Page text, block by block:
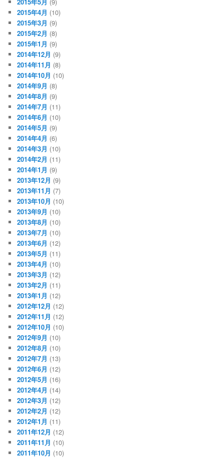
2015年4月 (10)
2015年3月 (9)
2015年2月 (8)
2015年1月 (9)
2014年12月 (9)
2014年11月 (8)
2014年10月 (10)
2014年9月 (8)
2014年8月 (9)
2014年7月 (11)
2014年6月 (10)
2014年5月 (9)
2014年4月 (6)
2014年3月 (10)
2014年2月 (11)
2014年1月 (9)
2013年12月 (9)
2013年11月 (7)
2013年10月 (10)
2013年9月 (10)
2013年8月 (10)
2013年7月 (10)
2013年6月 (12)
2013年5月 (11)
2013年4月 (10)
2013年3月 (12)
2013年2月 (11)
2013年1月 (12)
2012年12月 (12)
2012年11月 (12)
2012年10月 (10)
2012年9月 (10)
2012年8月 (10)
2012年7月 (13)
2012年6月 (12)
2012年5月 (16)
2012年4月 (14)
2012年3月 (12)
2012年2月 (12)
2012年1月 (11)
2011年12月 (12)
2011年11月 (10)
2011年10月 (10)